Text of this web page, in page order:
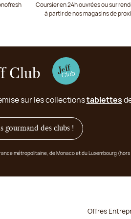
Coursier en 24h ouvrées ou sur
à partir de nos magasins de
Club
sur les collectionstablettes
gourmand des clubs !
métropolitaine, de Monaco et du Luxembourg
Offres